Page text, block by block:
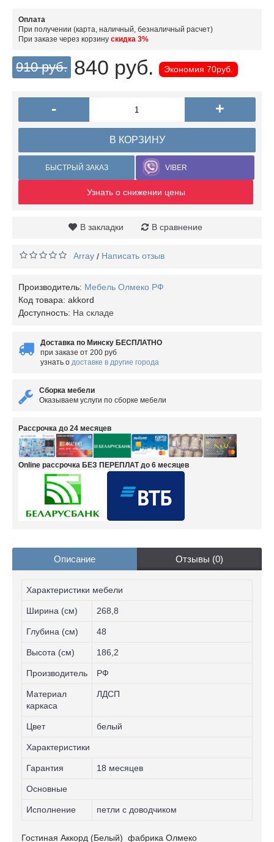
Оплата
При получении (карта, наличный, безналичный расчет)
При заказе через корзину скидка 3%
910 руб. 840 руб. Экономия 70руб.
- +
В КОРЗИНУ
БЫСТРЫЙ ЗАКАЗ VIBER
Узнать о снижении цены
В закладки В сравнение
Array / Написать отзыв
Производитель: Мебель Олмеко РФ
Код товара: akkord
Доступность: На складе
Доставка по Минску БЕСПЛАТНО
при заказе от 200 руб
узнать о доставке в другие города
Сборка мебели
Оказываем услуги по сборке мебели
Рассрочка до 24 месяцев
Online рассрочка БЕЗ ПЕРЕПЛАТ до 6 месяцев
Описание Отзывы (0)
Характеристики мебели
Ширина (см) 268,8
Глубина (см) 48
Высота (см) 186,2
Производитель РФ
Материал
каркаса
ЛДСП
Цвет белый
Характеристики
Гарантия 18 месяцев
Основные
Исполнение петли с доводчиком
Гостиная Аккорд (Белый) фабрика Олмеко